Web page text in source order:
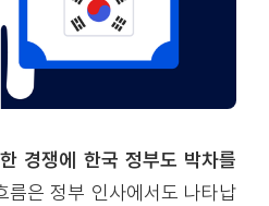
경쟁에 한국 정부도 박차를
름은 정부 인사에서도 나타납